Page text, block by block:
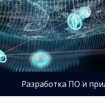
Разработка ПО и